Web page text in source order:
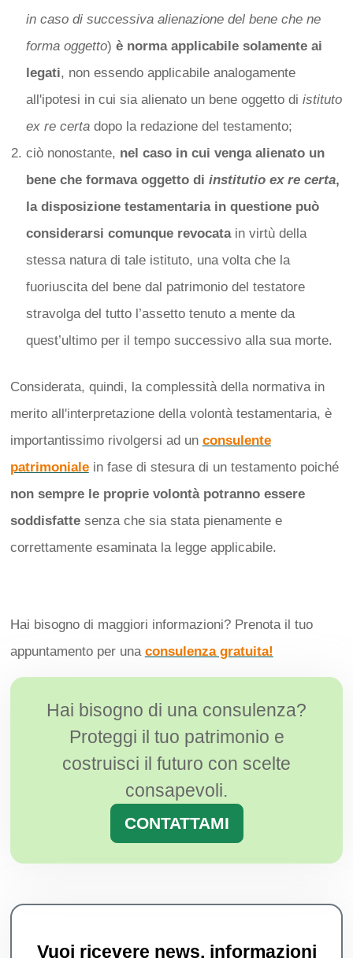
in caso di successiva alienazione del bene che ne
forma oggetto) è norma applicabile solamente ai
legati, non essendo applicabile analogamente
all'ipotesi in cui sia alienato un bene oggetto di istituto
ex re certadopo la redazione del testamento;
ciò nonostante, nel caso in cui venga alienato un
bene che formava oggetto di institutio ex re certa,
la disposizione testamentaria in questione può
considerarsi comunque revocatain virtù della
stessa natura di tale istituto, una volta che la
fuoriuscita del bene dal patrimonio del testatore
stravolga del tutto l’assetto tenuto a mente da
quest’ultimo per il tempo successivo alla sua morte.
Considerata, quindi, la complessità della normativa in
merito all'interpretazione della volontà testamentaria, è
importantissimo rivolgersi ad un consulente
patrimonialein fase di stesura di un testamento poiché
non sempre le proprie volontà potranno essere
soddisfattesenza che sia stata pienamente e
correttamente esaminata la legge applicabile.
Hai bisogno di maggiori informazioni? Prenota il tuo
appuntamento per una consulenza gratuita!
Hai bisogno di una consulenza?
Proteggi il tuo patrimonio e
costruisci il futuro con scelte
consapevoli.
CONTATTAMI
Vuoi ricevere news, informazioni